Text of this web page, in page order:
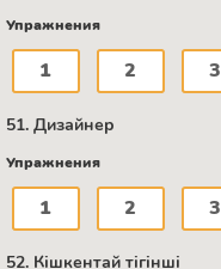
Упражнения
1 2 3
51. Дизайнер
Упражнения
1 2 3
52. Кішкентай тігінші